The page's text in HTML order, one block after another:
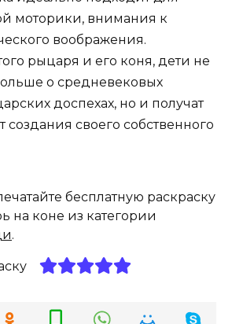
моторики, внимания к
воображения.
рыцаря и его коня, дети не
о средневековых
доспехах, но и получат
создания своего собственного
бесплатную раскраску
на коне из категории
.